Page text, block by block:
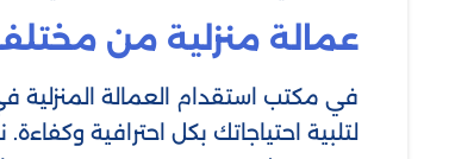
عمالة منزلية من
في مكتب استقدام العمالة المنزلية
لتلبية احتياجاتك بكل احترافية